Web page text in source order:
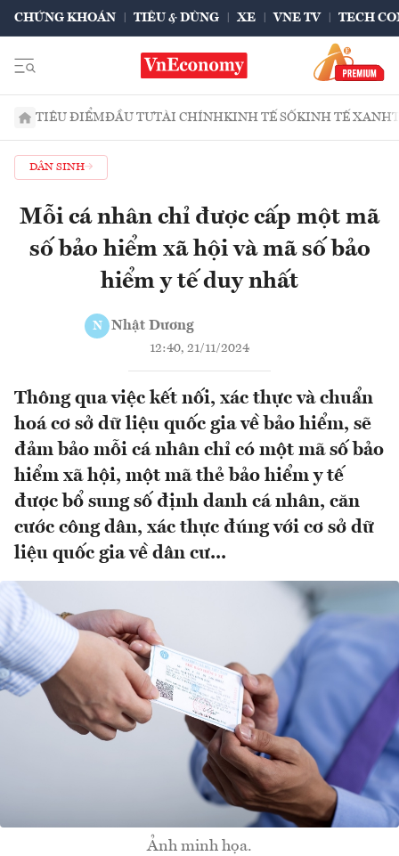
CHỨNG KHOÁN TIÊU & DÙNG XE VNE TV TECH
TIÊU ĐIỂMĐẦU TƯTÀI CHÍNHKINH TẾ SỐKINH TẾ XANH
DÂN SINH
Mỗi cá nhân chỉ được cấp một mã
số bảo hiểm xã hội và mã số bảo
hiểm y tế duy nhất
N Nhật Dương
12:40, 21/11/2024
Thông qua việc kết nối, xác thực và chuẩn
hoá cơ sở dữ liệu quốc gia về bảo hiểm, sẽ
đảm bảo mỗi cá nhân chỉ có một mã số bảo
hiểm xã hội, một mã thẻ bảo hiểm y tế
được bổ sung số định danh cá nhân, căn
cước công dân, xác thực đúng với cơ sở dữ
liệu quốc gia về dân cư...
Ảnh minh họa.